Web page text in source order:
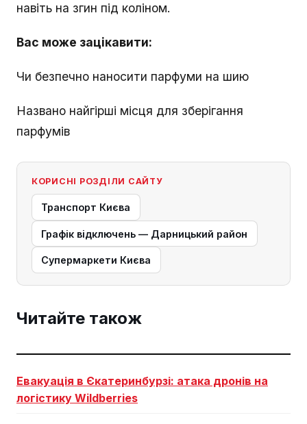
навіть на згин під коліном.
Вас може зацікавити:
Чи безпечно наносити парфуми на шию
Названо найгірші місця для зберігання
парфумів
КОРИСНІ РОЗДІЛИ САЙТУ
Транспорт Києва
Графік відключень — Дарницький район
Супермаркети Києва
Читайте також
Евакуація в Єкатеринбурзі: атака дронів на
логістику Wildberries